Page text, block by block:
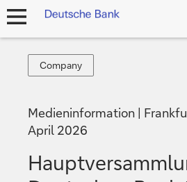
Navigation
Company
Company
Medieninformation
April 2026